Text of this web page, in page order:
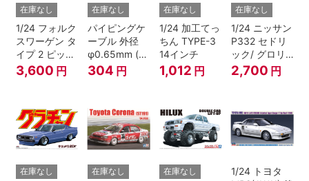
在庫なし
1/24 フォルク
スワーゲン タ
イプ 2 ピック
アップ トラッ
ク レッド/ホ
ト
3,600 円
在庫なし
パイピングケ
ーブル 外径
φ0.65mm (ブ
ラック)
304 円
在庫なし
1/24 加工てっ
ちん TYPE-3
14インチ
1,012 円
在庫なし
1/24 ニッサン
P332 セドリ
ック/ グロリ
ア 4HT280E
ブロアム '78
2,700 円
在庫なし 在庫なし 在庫なし
1/24 トヨタ